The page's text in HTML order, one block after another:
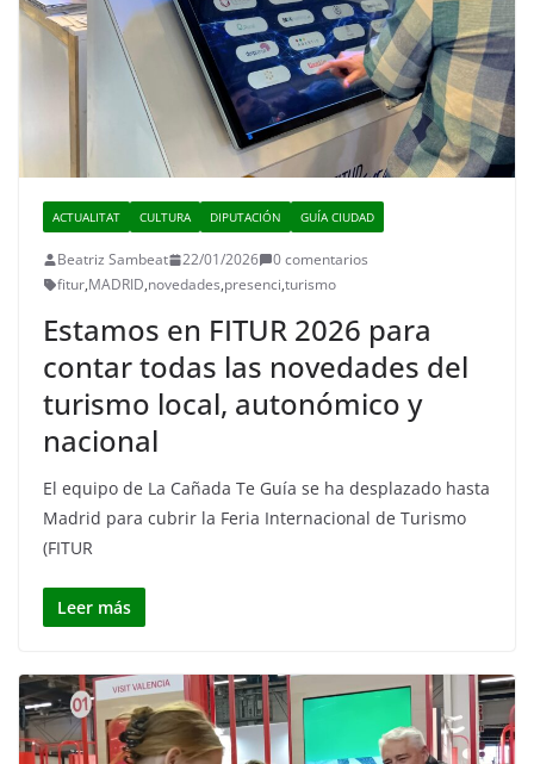
ACTUALITAT CULTURA DIPUTACIÓN GUÍA CIUDAD
Beatriz Sambeat 22/01/2026
0 comentarios
fitur,MADRID,novedades,presenci,turismo
Estamos en FITUR 2026 para
contar todas las novedades del
turismo local, autonómico y
nacional
El equipo de La Cañada Te Guía se ha desplazado hasta
Madrid para cubrir la Feria Internacional de Turismo
(FITUR
Leer más